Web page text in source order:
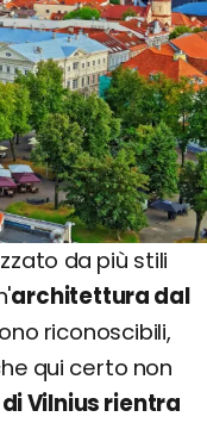
da più stili
architettura dal
riconoscibili,
qui certo non
Vilnius rientra